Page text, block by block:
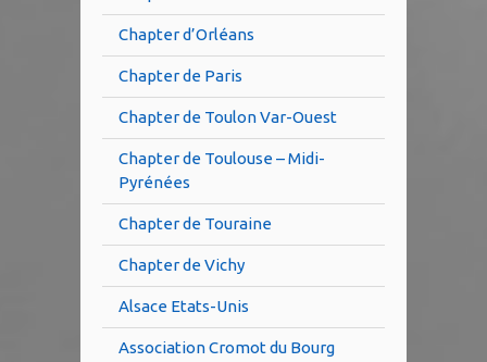
Chapter d’Orléans
Chapter de Paris
Chapter de Toulon Var-Ouest
Chapter de Toulouse – Midi-
Pyrénées
Chapter de Touraine
Chapter de Vichy
Alsace Etats-Unis
Association Cromot du Bourg